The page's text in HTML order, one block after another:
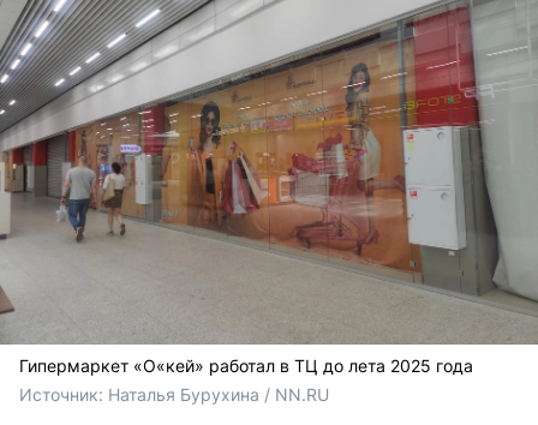
Гипермаркет «О«кей» работал в ТЦ до лета 2025 года
Источник: Наталья Бурухина / NN.RU